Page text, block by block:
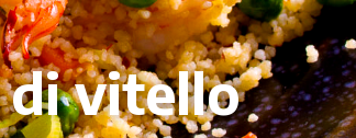
di vitello